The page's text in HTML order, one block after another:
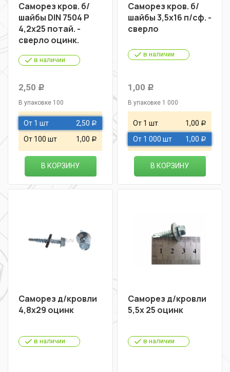
Саморез кров. б/
шайбы DIN 7504 P
4,2х25 потай. -
сверло оцинк.
в наличии
2,50 Р
В упаковке 100
От 1 шт 2,50 Р
От 100 шт 1,00 Р
В КОРЗИНУ
Саморез кров. б/
шайбы 3,5х16 п/сф. -
сверло
в наличии
1,00 Р
В упаковке 1 000
От 1 шт 1,00 Р
От 1 000 шт 1,00 Р
В КОРЗИНУ
Саморез д/кровли
4,8х29 оцинк
в наличии
Саморез д/кровли
5,5х 25 оцинк
в наличии